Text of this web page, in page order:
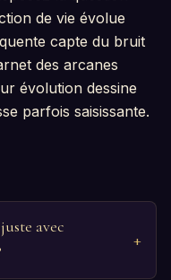
de vie évolue
capte du bruit
des arcanes
évolution dessine
parfois saisissante.
avec